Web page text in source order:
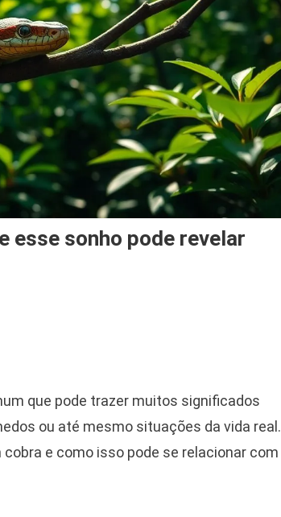
que pode trazer muitos significados
ou até mesmo situações da vida real.
e como isso pode se relacionar com